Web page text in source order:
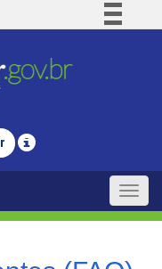
Comunica BR
Legislação
Toggle